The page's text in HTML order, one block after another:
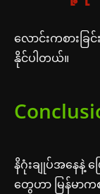
လောင်းကစား
နိုင်ပါတယ်။
နိဂုံးချုပ်အနေနဲ့
တွေဟာ မြန်မာက